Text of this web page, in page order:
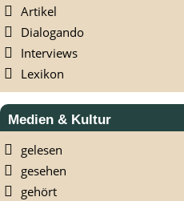
Artikel
Dialogando
Interviews
Lexikon
Medien & Kultur
gelesen
gesehen
gehört